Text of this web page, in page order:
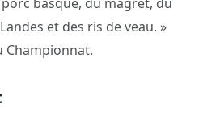
et des ris de veau. »
Championnat.